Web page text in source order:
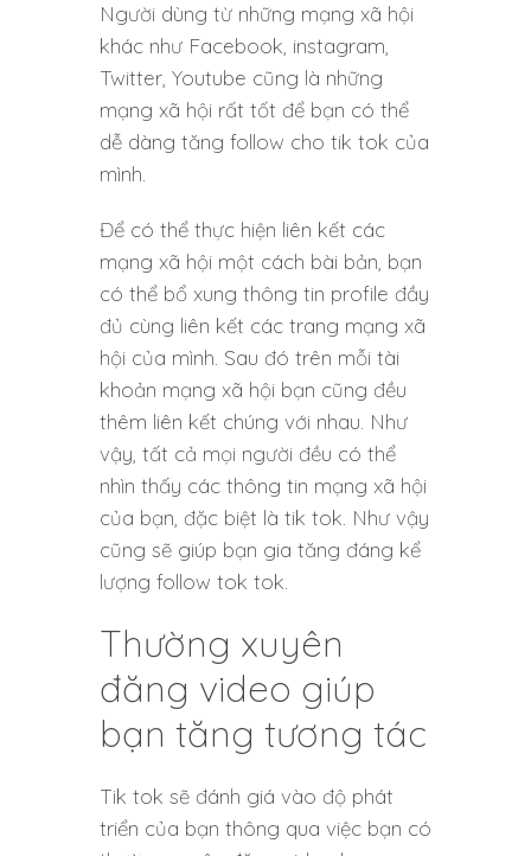
Người dùng từ những mạng xã hội
khác như Facebook, instagram,
Twitter, Youtube cũng là những
mạng xã hội rất tốt để bạn có thể
dễ dàng tăng follow cho tik tok của
mình.
Để có thể thực hiện liên kết các
mạng xã hội một cách bài bản, bạn
có thể bổ xung thông tin profile đầy
đủ cùng liên kết các trang mạng xã
hội của mình. Sau đó trên mỗi tài
khoản mạng xã hội bạn cũng đều
thêm liên kết chúng với nhau. Như
vậy, tất cả mọi người đều có thể
nhìn thấy các thông tin mạng xã hội
của bạn, đặc biệt là tik tok. Như vậy
cũng sẽ giúp bạn gia tăng đáng kể
lượng follow tok tok.
Thường xuyên
đăng video giúp
bạn tăng tương tác
Tik tok sẽ đánh giá vào độ phát
triển của bạn thông qua việc bạn có